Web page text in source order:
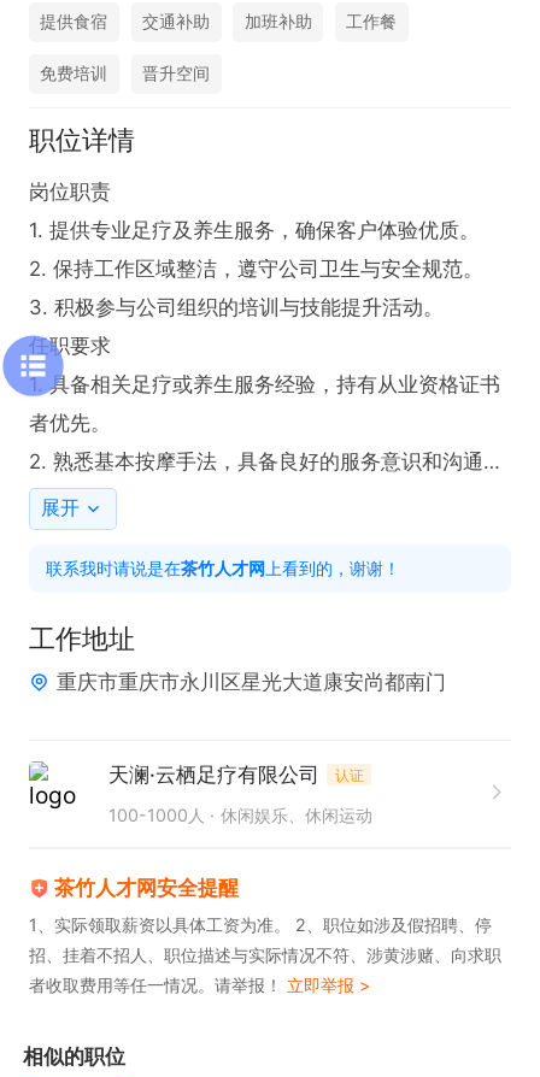
提供食宿 交通补助 加班补助 工作餐
免费培训 晋升空间
职位详情
岗位职责
1. 提供专业足疗及养生服务，确保客户体验优质。
2. 保持工作区域整洁，遵守公司卫生与安全规范。
3. 积极参与公司组织的培训与技能提升活动。
任职要求
1. 具备相关足疗或养生服务经验，持有从业资格证书
者优先。
2. 熟悉基本按摩手法，具备良好的服务意识和沟通能
力。
4000平米永川足疗航母，天澜.云栖，元月底启程！
现需求大量人才一同远航，每人6平米空间保障的公
优厚待遇。
我们是正规足疗养生公馆，来到我们的每一位员工都
舞台，你来到这里不会再孤单，我们和你一起，一起
陪你度过困难，一起带你实现买车买房，让父母和孩
我们吧！
展开
联系我时请说是在茶竹人才网 上看到的，谢谢！
工作地址
重庆市重庆市永川区星光大道康安尚都南门
天澜·云栖足疗有限公司 认证
100-1000人 休闲娱乐、休闲运动
茶竹人才网安全提醒
1、实际领取薪资以具体工资为准。 2、职位如涉及假招聘、停
招、挂着不招人、职位描述与实际情况不符、涉黄涉赌、向求职
者收取费用等任一情况。请举报！ 立即举报 >
相似的职位